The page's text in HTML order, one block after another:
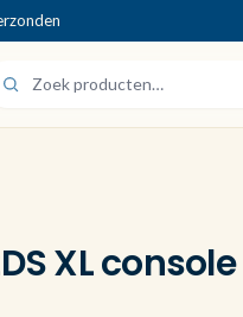
XL